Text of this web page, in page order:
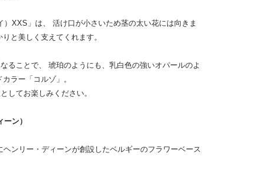
）XXS」は、 活け口が小さいため茎の太い花には向きま
と美しく支えてくれます。
ることで、 琥珀のようにも、乳白色の強いオパールのよ
ラー「コルゾ」。
してお楽しみください。
ン）
ヘンリー・ディーンが創設したベルギーのフラワーベース